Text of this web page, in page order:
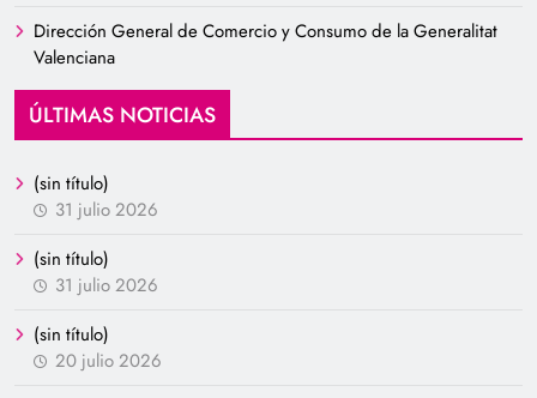
Dirección General de Comercio y Consumo de la Generalitat
Valenciana
ÚLTIMAS NOTICIAS
(sin título)
31 julio 2026
(sin título)
31 julio 2026
(sin título)
20 julio 2026